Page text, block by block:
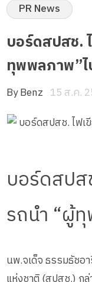
PR News
บอร์ดสปสช.
ทุพพลภาพ”
By Benz 15 ส.ค.
บอร์ดสปส
รถนำ “ผู้
นพ.จเด็จ ธรรมธัชอ